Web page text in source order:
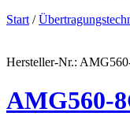
Start /
Hersteller-Nr.:
AMG560-